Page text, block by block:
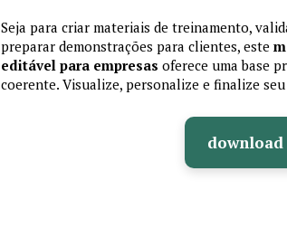
Seja para criar materiais de treinamento,
preparar demonstrações para clientes, este
editável para empresas oferece uma base
coerente. Visualize, personalize e finalize
download